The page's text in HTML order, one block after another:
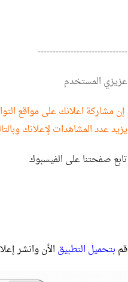
------------------------------
عزيزي المستخدم
إن مشاركة اعلانك على مواقع
يزيد عدد المشاهدات لإعلانك
تابع صفحتنا على الفيسبوك
قم بتحميل التطبيق الأن وانشر